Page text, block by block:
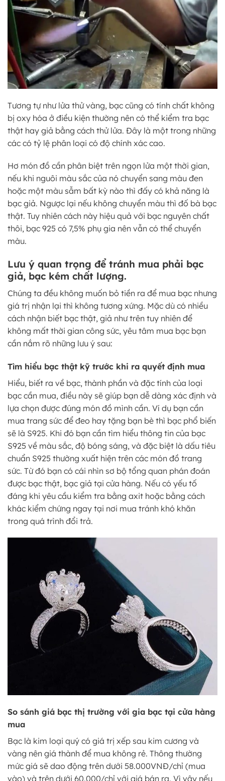
Tương tự như lửa thử vàng, bạc cũng có tính chất không
bị oxy hóa ở điều kiện thường nên có thể kiểm tra bạc
thật hay giả bằng cách thử lửa. Đây là một trong những
các có tỷ lệ phân loại có độ chính xác cao.
Hơ món đồ cần phân biệt trên ngọn lửa một thời gian,
nếu khi nguôi màu sắc của nó chuyển sang màu đen
hoặc một màu sẫm bất kỳ nào thì đấy có khả năng là
bạc giả. Ngược lại nếu không chuyển màu thì đố bà bạc
thật. Tuy nhiên cách này hiệu quả với bạc nguyên chất
thôi, bạc 925 có 7,5% phụ gia nên vẫn có thể chuyển
màu.
Lưu ý quan trọng để tránh mua phải bạc
giả, bạc kém chất lượng.
Chúng ta đều không muốn bỏ tiền ra để mua bạc nhưng
giá trị nhận lại thì không tương xứng. Mặc dù có nhiều
cách nhận biết bạc thật, giả như trên tuy nhiên để
không mất thời gian công sức, yêu tâm mua bạc bạn
cần nắm rõ những lưu ý sau:
Tìm hiểu bạc thật kỹ trước khi ra quyết định mua
Hiểu, biết ra về bạc, thành phần và đặc tính của loại
bạc cần mua, điều này sẽ giúp bạn dễ dàng xác định và
lựa chọn được đúng món đồ mình cần. Ví dụ bạn cần
mua trang sức để đeo hay tặng bạn bè thì bạc phổ biến
sẽ là S925. Khi đó bạn cần tìm hiểu thông tin của bạc
S925 về màu sắc, độ bóng sáng, và đặc biệt là dấu tiêu
chuẩn S925 thường xuất hiện trên các món đồ trang
sức. Từ đó bạn có cái nhìn sơ bộ tổng quan phán đoán
được bạc thật, bạc giả tại cửa hàng. Nếu có yếu tố
đáng khi yêu cầu kiểm tra bằng axit hoặc bằng cách
khác kiểm chứng ngay tại nơi mua tránh khó khăn
trong quá trình đổi trả.
So sánh giá bạc thị trường với gia bạc tại cửa hàng
mua
Bạc là kim loại quý có giá trị xếp sau kim cương và
vàng nên giá thành để mua không rẻ. Thông thường
mức giá sẽ dao động trên dưới 58.000VNĐ/chỉ (mua
vào) và trên dưới 60.000/chỉ với giá bán ra. Vì vậy nếu